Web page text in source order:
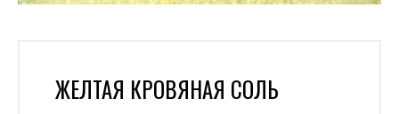
ЖЕЛТАЯ КРОВЯНАЯ СОЛЬ